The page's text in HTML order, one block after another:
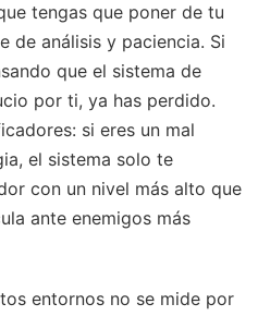
tengas que poner de tu
de análisis y paciencia. Si
que el sistema de
por ti, ya has perdido.
si eres un mal
el sistema solo te
con un nivel más alto que
ante enemigos más
entornos no se mide por